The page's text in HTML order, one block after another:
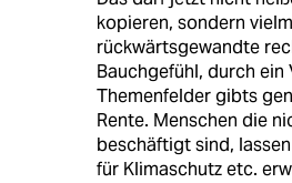
kopieren, sondern
rückwärtsgewandte
Bauchgefühl, durch ein
Themenfelder gibts
Rente. Menschen die
beschäftigt sind,
für Klimaschutz etc.